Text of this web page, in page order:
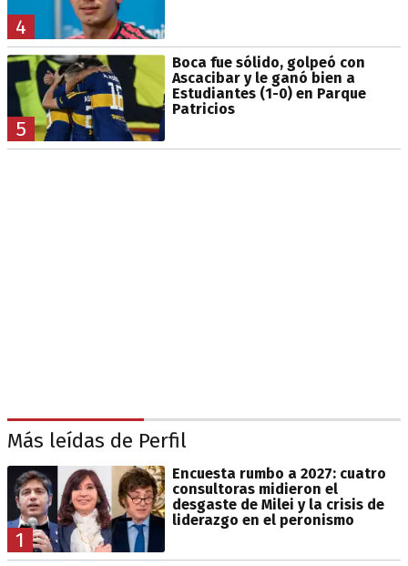
4
5
Boca fue sólido, golpeó con
Ascacibar y le ganó bien a
Estudiantes (1-0) en Parque
Patricios
Más leídas de Perfil
1
Encuesta rumbo a 2027: cuatro
consultoras midieron el
desgaste de Milei y la crisis de
liderazgo en el peronismo